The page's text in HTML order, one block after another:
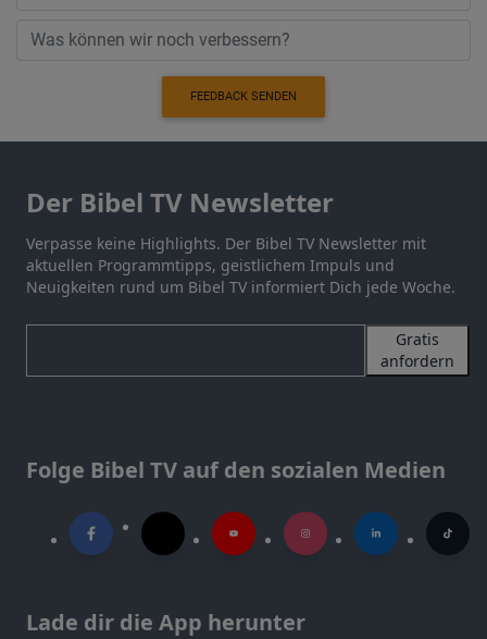
FEEDBACK SENDEN
Der Bibel TV Newsletter
Verpasse keine Highlights. Der Bibel TV Newsletter mit
aktuellen Programmtipps, geistlichem Impuls und
Neuigkeiten rund um Bibel TV informiert Dich jede Woche.
Gratis
anfordern
Folge Bibel TV auf den sozialen Medien
Lade dir die App herunter